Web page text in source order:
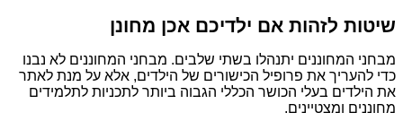
שיטות לזהות אם ילדיכם אכן מחונן
מבחני המחוננים יתנהלו בשתי שלבים. מבחני המחוננים לא נבנו
כדי להעריך את פרופיל הכישורים של הילדים, אלא על מנת לאתר
את הילדים בעלי הכושר הכללי הגבוה ביותר לתכניות לתלמידים
מחוננים ומצטיינים.